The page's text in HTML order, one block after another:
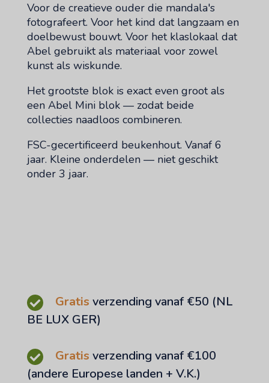
Voor de creatieve ouder die mandala's
fotografeert. Voor het kind dat langzaam en
doelbewust bouwt. Voor het klaslokaal dat
Abel gebruikt als materiaal voor zowel
kunst als wiskunde.
Het grootste blok is exact even groot als
een Abel Mini blok — zodat beide
collecties naadloos combineren.
FSC-gecertificeerd beukenhout. Vanaf 6
jaar. Kleine onderdelen — niet geschikt
onder 3 jaar.
Gratis verzending vanaf €50 (NL
BE LUX GER)
Gratis verzending vanaf €100
(andere Europese landen + V.K.)